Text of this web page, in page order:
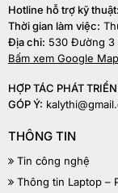
Hotline hỗ trợ kỹ thuật:
Thời gian làm việc:
Địa chỉ: 530 Đường 3
Bấm xem Google
HỢP TÁC PHÁT
GÓP Ý:
THÔNG TIN
Tin công nghệ
Thông tin Laptop –